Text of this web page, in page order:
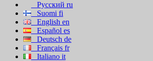
Русский ru
Suomi fi
English en
Español es
Deutsch de
Français fr
Italiano it